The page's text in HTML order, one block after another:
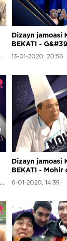
Dizayn jamoasi
BEKATI -
13-01-2020, 20:56
Dizayn jamoasi
BEKATI - Mohir
6-01-2020, 14:39